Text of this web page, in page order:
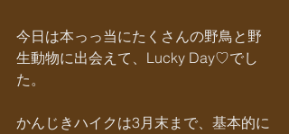
今日は本っっ当にたくさんの野鳥と野
生動物に出会えて、Lucky Day♡でし
た。
かんじきハイクは3月末まで、基本的に